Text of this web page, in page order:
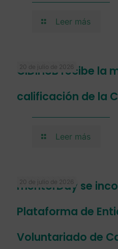
Leer más
20 de julio de 2026
CIDIHUB recibe la
calificación de la
Leer más
20 de julio de 2026
mentorDay se
Plataforma de
Voluntariado de